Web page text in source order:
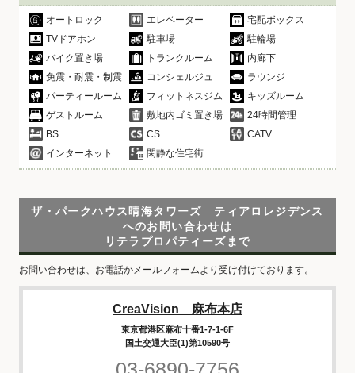
オートロック エレベーター
宅配ボックス
TVドアホン
駐車場
駐輪場
バイク置き場
トランクルーム
内廊下
免震・耐震・制震
コンシェルジュ
ラウンジ
パーティールーム
フィットネスジム
キッズルーム
ゲストルーム
敷地内ゴミ置き場
24時間管理
BS
CS
CATV
インターネット
閑静な住宅街
ザ・パークハウス晴海タワーズ ティアロレジデンス
へのお問い合わせは
リテラプロパティーズまで
お問い合わせは、お電話かメールフォームより受け付けております。
CreaVision 麻布本店
東京都港区麻布十番1-7-1-6F
国土交通大臣(1)第10590号